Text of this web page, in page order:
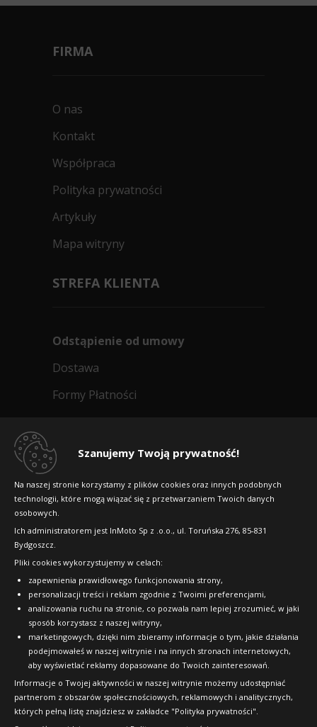
Szanujemy Twoją prywatność!
Na naszej stronie korzystamy z plików cookies oraz innych podobnych
technologii, które mogą wiązać się z przetwarzaniem Twoich danych
osobowych.
Ich administratorem jest InMoto Sp z .o.o., ul. Toruńska 276, 85-831
Bydgoszcz.
Pliki cookies wykorzystujemy w celach:
zapewnienia prawidłowego funkcjonowania strony,
personalizacji treści i reklam zgodnie z Twoimi preferencjami,
analizowania ruchu na stronie, co pozwala nam lepiej zrozumieć, w jaki
sposób korzystasz z naszej witryny,
marketingowych, dzięki nim zbieramy informacje o tym, jakie działania
podejmowałeś w naszej witrynie i na innych stronach internetowych,
aby wyświetlać reklamy dopasowane do Twoich zainteresowań.
Informacje o Twojej aktywności w naszej witrynie możemy udostępniać
partnerom z obszarów społecznościowych, reklamowych i analitycznych,
których pełną listę znajdziesz w zakładce "Polityka prywatności".
FIRMA
O nas
Kontakt
Współpraca
Polityka prywatności
Artykuły
Mapa witryny
STREFA KLIENTA
Odstąpienie od umowy
Dostawa
Formy Płatności
Dlaczego warto kupić w 24opony.pl
Raty
FAQ
OFICJALNY PARTNER